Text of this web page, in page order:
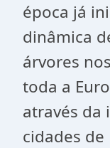
época já
dinâmica
árvores
toda a
através da
cidades de